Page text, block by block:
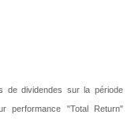
de dividendes sur la période
performance "Total Return"